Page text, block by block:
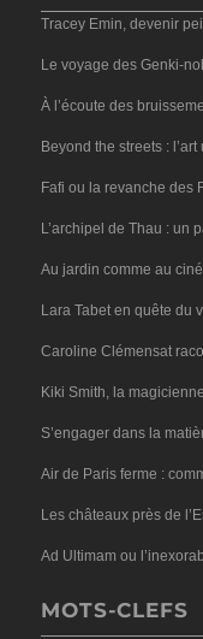
Tracey Emin, devenir
Le voyage des Genki-
À l’écoute des
Beyond the streets :
Fafi ou la revanche des
L’archipel de Thau : un
Au jardin comme au
Lara Tabet en quête du
Caroline Clémensat
Kiki Smith, la
S’engager dans la
Air de Paris ferme :
Les châteaux près de
Ad Ultimam ou
MOTS-CLEFS